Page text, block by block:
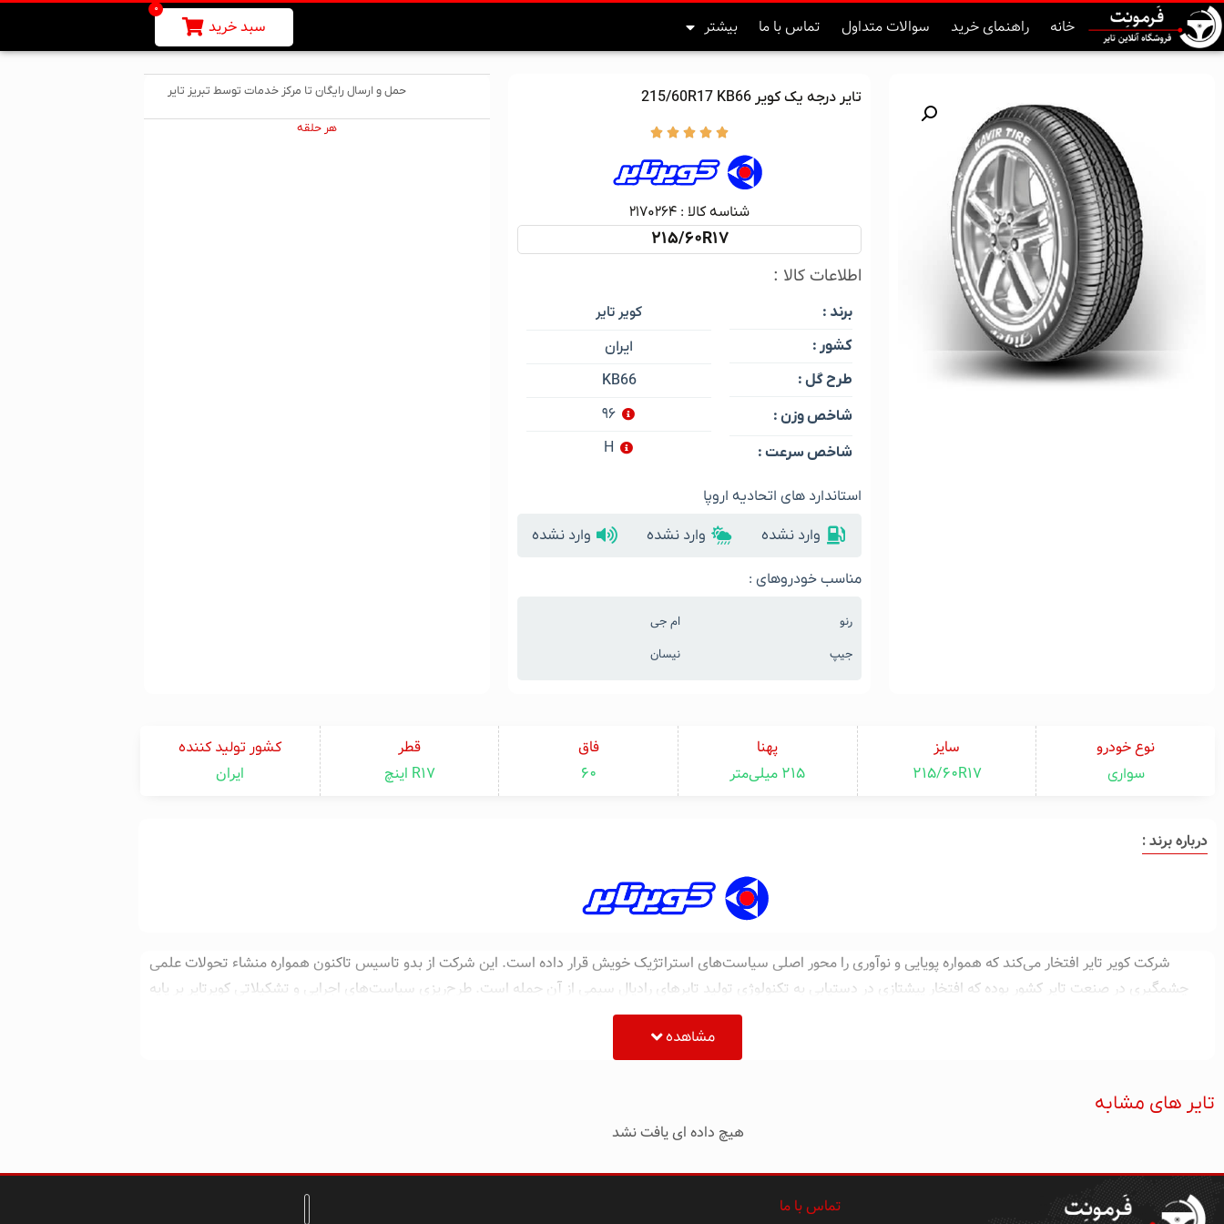
خانه راهنمای خرید سوالات متداول تماس با ما بیشتر سبد خرید
0
تایر درجه یک کویر 215/60R17 KB66





شناسه کالا :‌ ۲۱۷۰۲۶۴
215/60R17
اطلاعات کالا :
برند :
کشور :
طرح گل :
شاخص وزن :
شاخص سرعت :
کویر تایر
ایران
KB66
۹۶
H
استاندارد های اتحادیه اروپا
وارد نشده وارد نشده وارد نشده
مناسب خودروهای :
رنو
ام جی
جیپ
نیسان
حمل و ارسال رایگان تا مرکز خدمات توسط تبریز تایر
هر حلقه
نوع خودرو
سواری
سایز
215/60R17
پهنا
۲۱۵ میلی‌متر
فاق
۶۰
قطر
R17 اینچ
کشور تولید کننده
ایران
درباره برند :
شرکت کویر تایر افتخار می‌کند که همواره پویایی و نوآوری را محور اصلی سیاست‌های استراتژیک خویش قرار داده است. این شرکت از بدو تاسیس تاکنون همواره منشاء تحولات علمی
چشمگیری در صنعت تایر کشور بوده که افتخار پیشتازی در دستیابی به تکنولوژی تولید تایرهای رادیال سیمی از آن جمله است. طرح‌ریزی سیاست‌های اجرایی و تشکیلاتی کویرتایر بر پایه
اصل مترقی مشتری‌مداری و با هدف تأمین خواسته‌های تصریحی و تلویحی مشتریان و مصرف کنندگان عزیز با بهره‌گیری از مفاهیم نوین مدیریت صنعتی صورت می‌پذیرد. کویر تایر امروز
افتخار صنعت تایر کشور و نماد علم و صنعت خراسان جنوبی است و طی سال‌ها فعالیت ارزشمند و تولید با کیفیت همواره پله‌های ترقی، تعالی و پیشرفت را به عنوان سازمانی پویا و رو به
رشد پیموده و اینک می‌رود تا با تکیه بر توانمندی مدیران، کارشناسان و کارکنان ساعی و ارزشمند خویش و با تولید محصولات با کیفیت همچون گذشته در صنعت تایر کشور پیشتاز باشد.
مشاهده
تایر های مشابه
هیچ داده ای یافت نشد
تماس با ما